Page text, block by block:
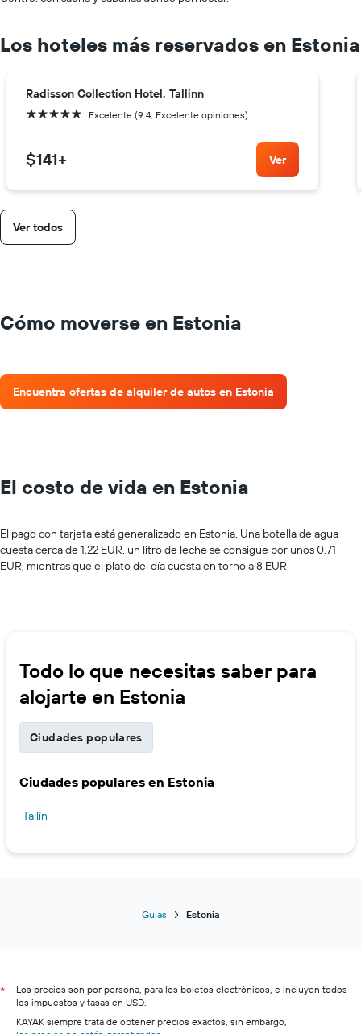
Los hoteles más reservados en Estonia
Radisson Collection Hotel, Tallinn
5 estrellas Excelente (9.4, Excelente opiniones)
$141+ Ver
Ver todos
Cómo moverse en Estonia
Encuentra ofertas de alquiler de autos en Estonia
El costo de vida en Estonia
El pago con tarjeta está generalizado en Estonia. Una botella de agua
cuesta cerca de 1,22 EUR, un litro de leche se consigue por unos 0,71
EUR, mientras que el plato del día cuesta en torno a 8 EUR.
Todo lo que necesitas saber para
alojarte en Estonia
Ciudades populares
Ciudades populares en Estonia
Tallín
Guías Estonia
*
Los precios son por persona, para los boletos electrónicos, e incluyen todos
los impuestos y tasas en USD.
KAYAK siempre trata de obtener precios exactos, sin embargo,